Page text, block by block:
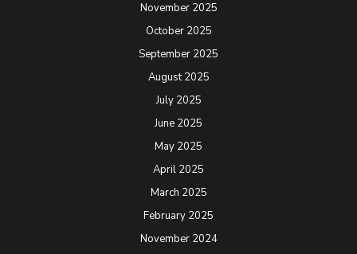
November 2025
October 2025
September 2025
August 2025
July 2025
June 2025
May 2025
April 2025
March 2025
February 2025
November 2024